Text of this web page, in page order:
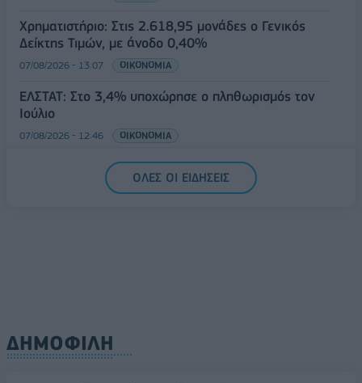
Χρηματιστήριο: Στις 2.618,95 μονάδες ο Γενικός
Δείκτης Τιμών, με άνοδο 0,40%
07/08/2026 - 13:07 ΟΙΚΟΝΟΜΙΑ
ΕΛΣΤΑΤ: Στο 3,4% υποχώρησε ο πληθωρισμός τον
Ιούλιο
07/08/2026 - 12:46 ΟΙΚΟΝΟΜΙΑ
ΟΛΕΣ ΟΙ ΕΙΔΗΣΕΙΣ
ΔΗΜΟΦΙΛΗ